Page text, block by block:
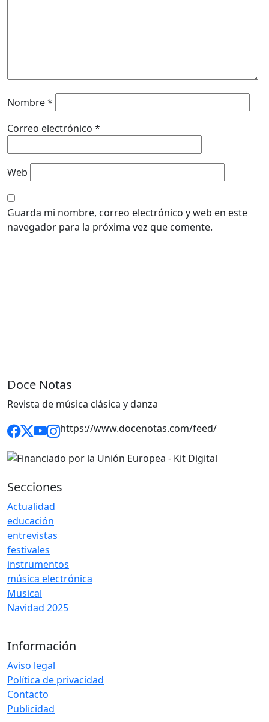
Nombre*
Correo electrónico *
Web
Guarda mi nombre, correo electrónico y web en este
navegador para la próxima vez que comente.
Doce Notas
Revista de música clásica y danza
https://www.docenotas.com/feed/
Secciones
Actualidad
educación
entrevistas
festivales
instrumentos
música electrónica
Musical
Navidad 2025
Información
Aviso legal
Política de privacidad
Contacto
Publicidad